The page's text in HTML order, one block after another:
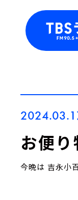
お便
今晩は 吉永小